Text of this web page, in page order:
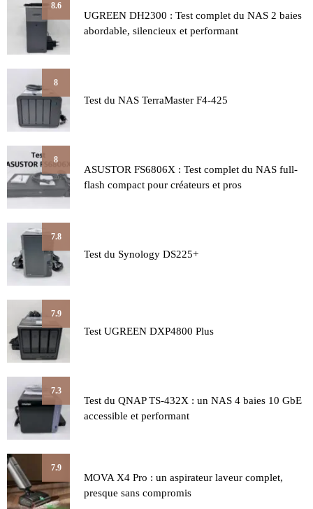
8.6
UGREEN DH2300 : Test complet du NAS 2 baies
abordable, silencieux et performant
8
Test du NAS TerraMaster F4-425
8
ASUSTOR FS6806X : Test complet du NAS full-
flash compact pour créateurs et pros
7.8
Test du Synology DS225+
7.9
Test UGREEN DXP4800 Plus
7.3
Test du QNAP TS-432X : un NAS 4 baies 10 GbE
accessible et performant
7.9
MOVA X4 Pro : un aspirateur laveur complet,
presque sans compromis